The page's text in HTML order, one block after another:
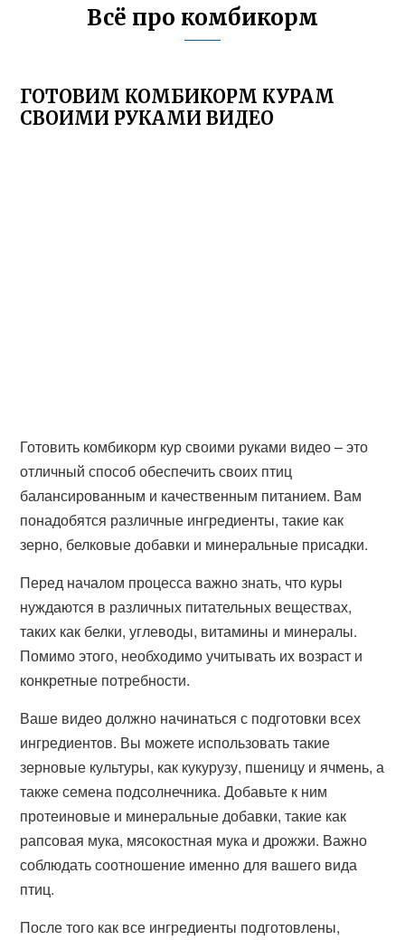
Всё про комбикорм
ГОТОВИМ КОМБИКОРМ КУРАМ
СВОИМИ РУКАМИ ВИДЕО
Готовить комбикорм кур своими руками видео – это
отличный способ обеспечить своих птиц
балансированным и качественным питанием. Вам
понадобятся различные ингредиенты, такие как
зерно, белковые добавки и минеральные присадки.
Перед началом процесса важно знать, что куры
нуждаются в различных питательных веществах,
таких как белки, углеводы, витамины и минералы.
Помимо этого, необходимо учитывать их возраст и
конкретные потребности.
Ваше видео должно начинаться с подготовки всех
ингредиентов. Вы можете использовать такие
зерновые культуры, как кукурузу, пшеницу и ячмень, а
также семена подсолнечника. Добавьте к ним
протеиновые и минеральные добавки, такие как
рапсовая мука, мясокостная мука и дрожжи. Важно
соблюдать соотношение именно для вашего вида
птиц.
После того как все ингредиенты подготовлены,